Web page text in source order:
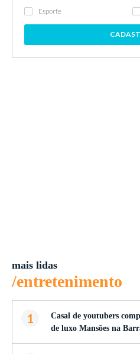
Esporte
mais lidas
/entretenimento
1
Casal de youtubers
de luxo Mansões na